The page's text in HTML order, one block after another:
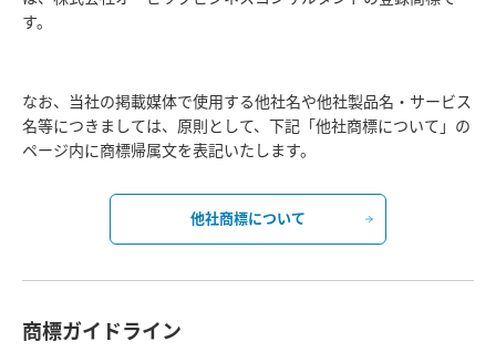
す。
なお、当社の掲載媒体で使用する他社名や他社製品名・サービス
名等につきましては、原則として、下記「他社商標について」の
ページ内に商標帰属文を表記いたします。
他社商標について
商標ガイドライン